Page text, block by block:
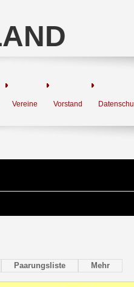
Vereine Vorstand
Paarungsliste Mehr